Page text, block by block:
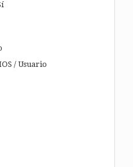
/ Usuario